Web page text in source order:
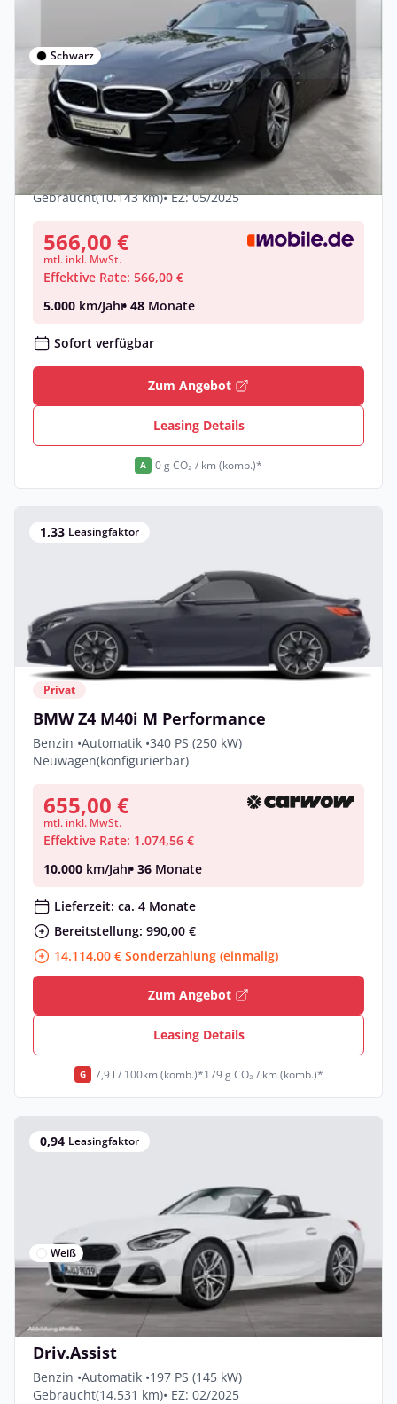
Schwarz
Privat & Gewerbe
BMW Z4 sDrive20i M Sport
LiveCockpitProf PDC HiFi
Manuell •197 PS (145 kW)
Gebraucht(10.143 km)• EZ: 05/2025
566,00 €
mtl. inkl. MwSt.
Effektive Rate: 566,00 €
5.000 km/Jahr• 48 Monate
Sofort verfügbar
Zum Angebot
Leasing Details
A 0 g CO₂ / km (komb.)*
1,33 Leasingfaktor
Privat
BMW Z4 M40i M Performance
Benzin •Automatik •340 PS (250 kW)
Neuwagen(konfigurierbar)
655,00 €
mtl. inkl. MwSt.
Effektive Rate: 1.074,56 €
10.000 km/Jahr• 36 Monate
Lieferzeit: ca. 4 Monate
Bereitstellung: 990,00 €
14.114,00 € Sonderzahlung (einmalig)
Zum Angebot
Leasing Details
G 7,9 l / 100km (komb.)*179 g CO₂ / km (komb.)*
0,94 Leasingfaktor
Weiß
Privat & Gewerbe
BMW Z4 sDrive20i LiveCockpitProf PDC
Driv.Assist
Benzin •Automatik •197 PS (145 kW)
Gebraucht(14.531 km)• EZ: 02/2025